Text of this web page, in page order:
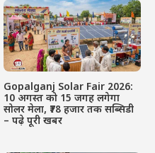
Gopalganj Solar Fair 2026:
10 अगस्त को 15 जगह लगेगा
सोलर मेला, ₹78 हजार तक सब्सिडी
– पढ़े पूरी खबर